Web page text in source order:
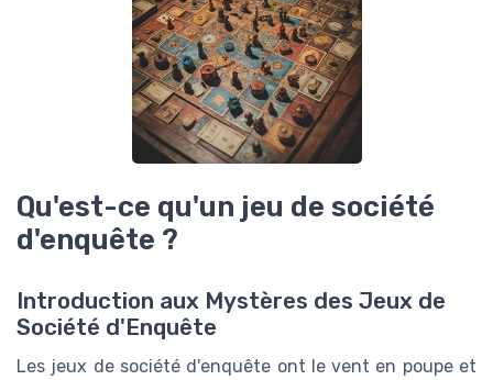
Qu'est-ce qu'un jeu de société
d'enquête ?
Introduction aux Mystères des Jeux de
Société d'Enquête
Les jeux de société d'enquête ont le vent en poupe et